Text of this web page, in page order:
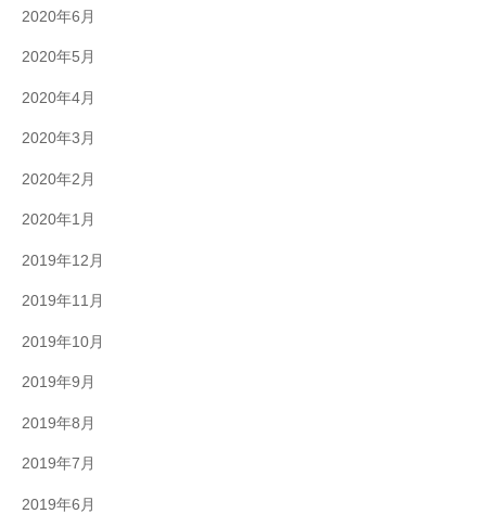
2020年6月
2020年5月
2020年4月
2020年3月
2020年2月
2020年1月
2019年12月
2019年11月
2019年10月
2019年9月
2019年8月
2019年7月
2019年6月